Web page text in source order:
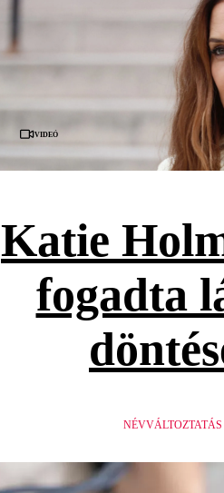
Videó
Katie
fogadta
NÉVVÁLTOZTATÁS